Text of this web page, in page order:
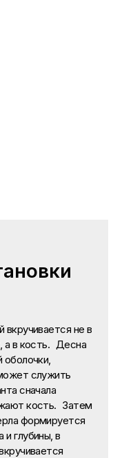
не в
а в кость. Десна
служить
сначала
кость. Затем
формируется
глубины, в